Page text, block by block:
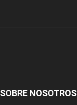
SOBRE NOSOTROS